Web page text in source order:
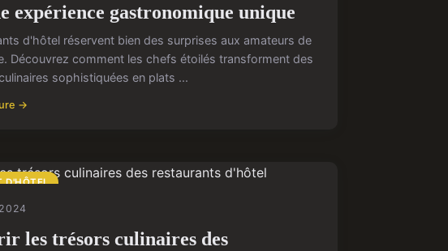
expérience gastronomique unique
d'hôtel réservent bien des surprises aux amateurs de
Découvrez comment les chefs étoilés transforment des
sophistiquées en plats ...
→
D'HÔTEL
les trésors culinaires des